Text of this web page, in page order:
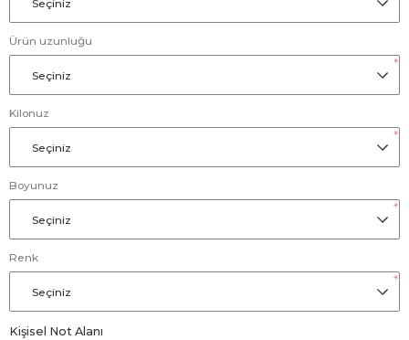
Ürün uzunluğu
*
Kilonuz
*
Boyunuz
*
Renk
*
Kişisel Not Alanı